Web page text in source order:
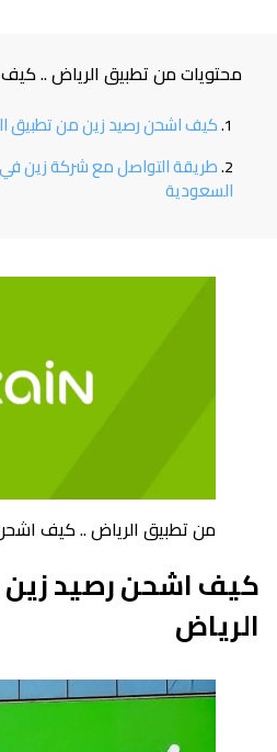
محتويات من تطبيق الرياض .. كيف
كيف اشحن رصيد زين من تطبيق
طريقة التواصل مع شركة زين في
السعودية
من تطبيق الرياض .. كيف اشحن
كيف اشحن رصيد
الرياض